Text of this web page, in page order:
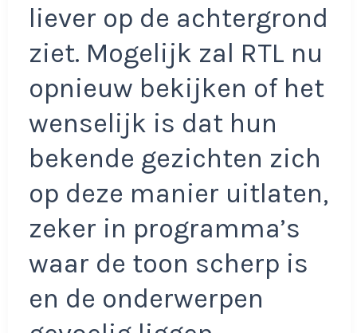
liever op de achtergrond
ziet. Mogelijk zal RTL nu
opnieuw bekijken of het
wenselijk is dat hun
bekende gezichten zich
op deze manier uitlaten,
zeker in programma’s
waar de toon scherp is
en de onderwerpen